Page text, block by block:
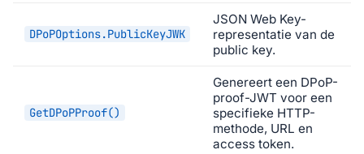
DPoPOptions.PublicKeyJWK
JSON Web Key-
representatie van de
public key.
GetDPoPProof()
Genereert een DPoP-
proof-JWT voor een
specifieke HTTP-
methode, URL en
access token.